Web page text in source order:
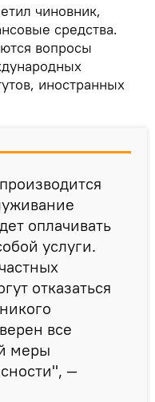
чиновник,
средства.
вопросы
иностранных
оплачивать
услуги.
отказаться
все
меры
—